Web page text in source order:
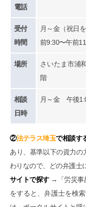
電話
受付
時間
月～金（祝日
前9:30〜午前
場所
さいたま市浦
階
相談
日時
月～金 午後
②法テラス埼玉で相談す
あり、基準以下の資力
わりなので、どの弁護
サイトで探す→「労災事
をすると、弁護士を検